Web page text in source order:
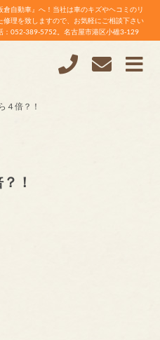
倉自動車』へ！当社は車のキズやヘコミのリ
理を致しますので、お気軽にご相談下さい
：052-389-5752。名古屋市港区小碓3-129
４倍？！
！